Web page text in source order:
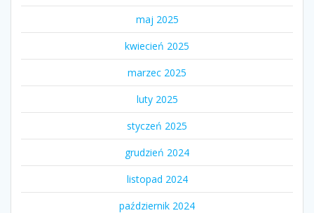
maj 2025
kwiecień 2025
marzec 2025
luty 2025
styczeń 2025
grudzień 2024
listopad 2024
październik 2024